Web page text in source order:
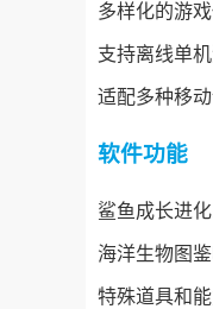
多样化的游
支持离线单
适配多种移
软件功能
鲨鱼成长进
海洋生物图
特殊道具和